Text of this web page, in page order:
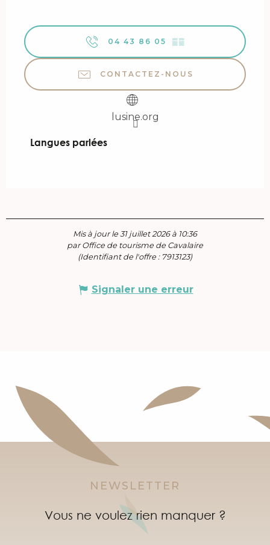
04 43 86 05 ▒▒
CONTACTEZ-NOUS
lusine.org
Langues parlées
Langues parlées
Mis à jour le 31 juillet 2026 à 10:36
par Office de tourisme de Cavalaire
(Identifiant de l'offre : 7913123)
Signaler une erreur
NEWSLETTER
Vous ne voulez rien manquer ?